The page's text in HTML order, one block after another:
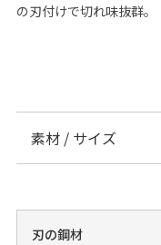
の刃付けで切れ味抜群。
素材 / サイズ
刃の鋼材